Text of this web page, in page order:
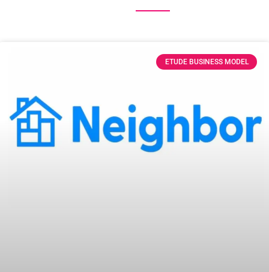
ETUDE BUSINESS MODEL